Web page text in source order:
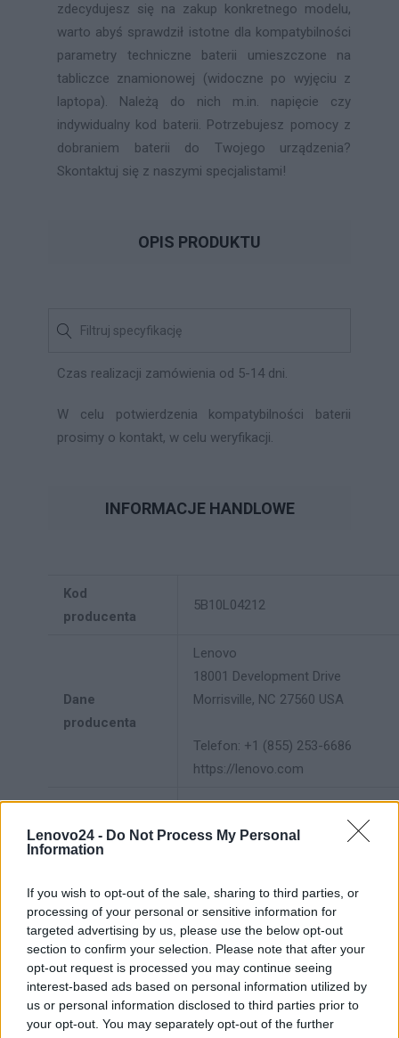
Lenovo24 - Do Not Process My Personal
Information
If you wish to opt-out of the sale, sharing to third parties, or
processing of your personal or sensitive information for
targeted advertising by us, please use the below opt-out
section to confirm your selection. Please note that after your
opt-out request is processed you may continue seeing
interest-based ads based on personal information utilized by
us or personal information disclosed to third parties prior to
your opt-out. You may separately opt-out of the further
zdecydujesz się na zakup konkretnego modelu,
warto abyś sprawdził istotne dla kompatybilności
parametry techniczne baterii umieszczone na
tabliczce znamionowej (widoczne po wyjęciu z
laptopa). Należą do nich m.in. napięcie czy
indywidualny kod baterii. Potrzebujesz pomocy z
dobraniem baterii do Twojego urządzenia?
Skontaktuj się z naszymi specjalistami!
OPIS PRODUKTU
Czas realizacji zamówienia od 5-14 dni.
W celu potwierdzenia kompatybilności baterii
prosimy o kontakt, w celu weryfikacji.
INFORMACJE HANDLOWE
Kod
producenta
5B10L04212
Dane
producenta
Lenovo
18001 Development Drive
Morrisville, NC 27560 USA
Telefon: +1 (855) 253-6686
https://lenovo.com
Podmiot
Lenovo Technology B.V. Sp. z
o.o.
info_pl@lenovo.com
Pomoc
techniczna
https://support.lenovo.com/pl/pl/